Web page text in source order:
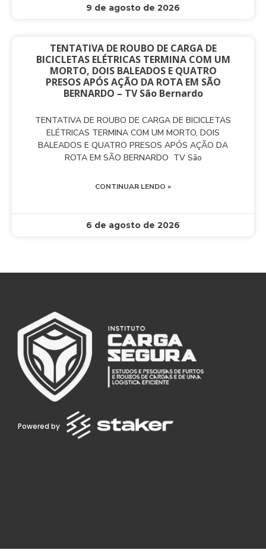
9 de agosto de 2026
TENTATIVA DE ROUBO DE CARGA DE
BICICLETAS ELÉTRICAS TERMINA COM UM
MORTO, DOIS BALEADOS E QUATRO
PRESOS APÓS AÇÃO DA ROTA EM SÃO
BERNARDO – TV São Bernardo
TENTATIVA DE ROUBO DE CARGA DE BICICLETAS
ELÉTRICAS TERMINA COM UM MORTO, DOIS
BALEADOS E QUATRO PRESOS APÓS AÇÃO DA
ROTA EM SÃO BERNARDO TV São
CONTINUAR LENDO »
6 de agosto de 2026
Powered by